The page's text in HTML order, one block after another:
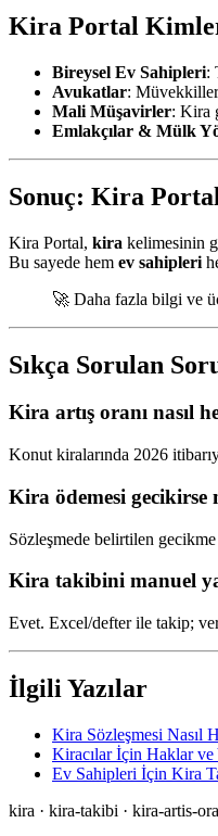
Kira Portal
Bireysel Ev Sahipleri:
Avukatlar:
Mali Müşavirler: Kira
Emlakçılar & Mülk
Sonuç: Kira
Kira Portal, kira kelimesinin
Bu sayede hem ev sahipleri
🚀 Daha fazla bilgi ve
Sıkça Sorulan
Kira artış oranı nasıl
Konut kiralarında 2026
Kira ödemesi gecikirse
Sözleşmede belirtilen
Kira takibini manuel
Evet. Excel/defter ile takip;
İlgili Yazılar
Kira Sözleşmesi Nasıl
Kiracılar İçin Haklar
Ev Sahipleri İçin Kira
kira · kira-takibi · kira-artis-